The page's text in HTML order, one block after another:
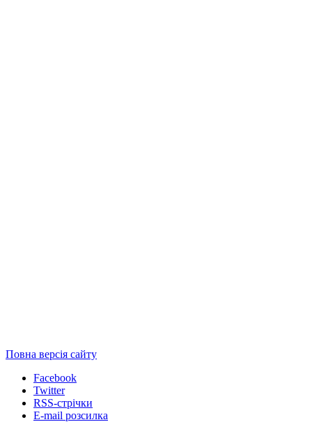
Повна версія сайту
Facebook
Twitter
RSS-стрічки
E-mail розсилка